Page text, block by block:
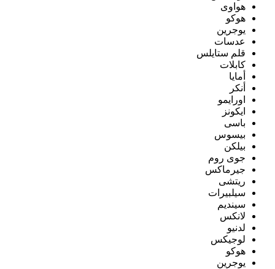
هواوى
هوكو
يوجرين
عدسات
قلم ستايلس
كابلات
أمايا
أنكر
اورايمو
ايكونز
باسى
بيسوس
بيلكن
جوى روم
جيرماكس
ريتشى
سيلبيرات
سينديم
لانكس
لدنيو
لوجيكس
هوكو
يوجرين